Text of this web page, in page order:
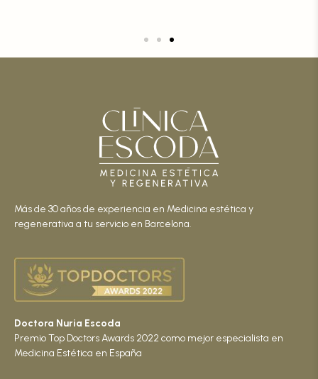
Más de 30 años de experiencia en Medicina estética y
regenerativa a tu servicio en Barcelona.
Doctora Nuria Escoda
Premio Top Doctors Awards 2022 como mejor especialista en
Medicina Estética en España